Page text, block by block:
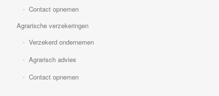
Contact opnemen
Agrarische verzekeringen
Verzekerd ondernemen
Agrarisch advies
Contact opnemen